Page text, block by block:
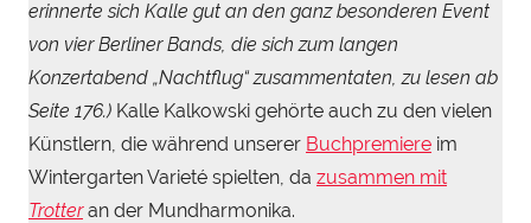
erinnerte sich Kalle gut an den ganz besonderen Event
von vier Berliner Bands, die sich zum langen
Konzertabend „Nachtflug“ zusammentaten, zu lesen ab
Seite 176.) Kalle Kalkowski gehörte auch zu den vielen
Künstlern, die während unserer Buchpremiere im
Wintergarten Varieté spielten, da zusammen mit
Trotteran der Mundharmonika.